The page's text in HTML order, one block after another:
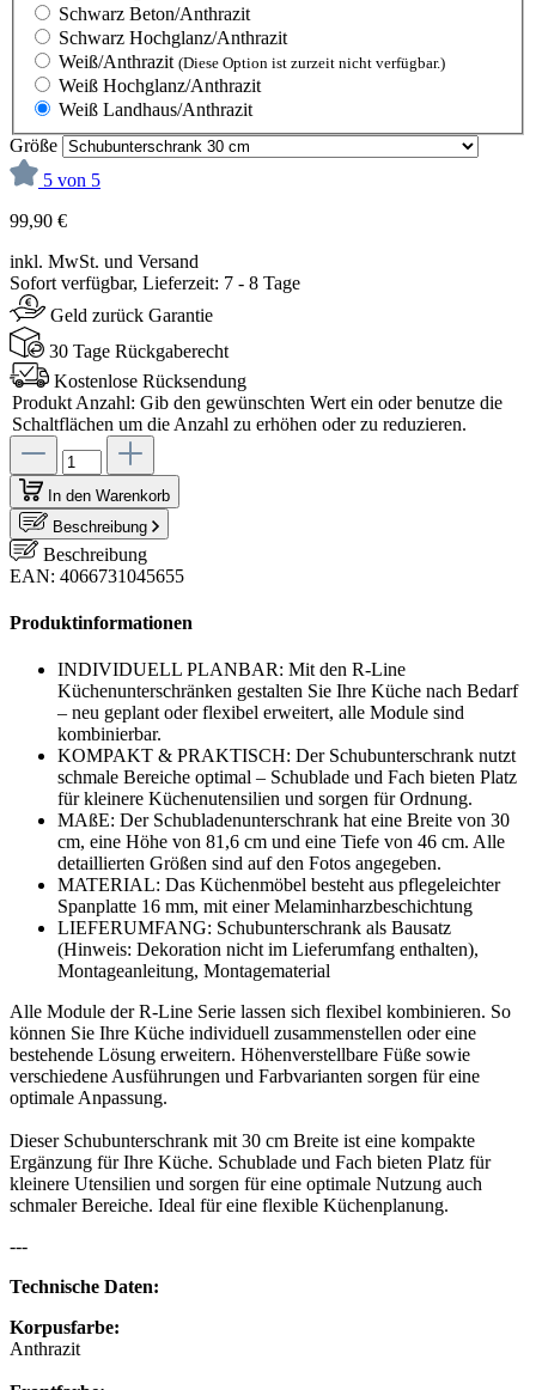
Schwarz Beton/Anthrazit
Schwarz Hochglanz/Anthrazit
Weiß/Anthrazit (Diese Option ist zurzeit nicht verfügbar.)
Weiß Hochglanz/Anthrazit
Weiß Landhaus/Anthrazit
Größe
5 von 5
99,90 €
inkl. MwSt. und Versand
Sofort verfügbar, Lieferzeit: 7 - 8 Tage
Geld zurück Garantie
30 Tage Rückgaberecht
Kostenlose Rücksendung
Produkt Anzahl: Gib den gewünschten Wert ein oder benutze die
Schaltflächen um die Anzahl zu erhöhen oder zu reduzieren.
In den Warenkorb
Beschreibung
Beschreibung
EAN: 4066731045655
Produktinformationen
INDIVIDUELL PLANBAR: Mit den R-Line
Küchenunterschränken gestalten Sie Ihre Küche nach Bedarf
– neu geplant oder flexibel erweitert, alle Module sind
kombinierbar.
KOMPAKT & PRAKTISCH: Der Schubunterschrank nutzt
schmale Bereiche optimal – Schublade und Fach bieten Platz
für kleinere Küchenutensilien und sorgen für Ordnung.
MAßE: Der Schubladenunterschrank hat eine Breite von 30
cm, eine Höhe von 81,6 cm und eine Tiefe von 46 cm. Alle
detaillierten Größen sind auf den Fotos angegeben.
MATERIAL: Das Küchenmöbel besteht aus pflegeleichter
Spanplatte 16 mm, mit einer Melaminharzbeschichtung
LIEFERUMFANG: Schubunterschrank als Bausatz
(Hinweis: Dekoration nicht im Lieferumfang enthalten),
Montageanleitung, Montagematerial
Alle Module der R-Line Serie lassen sich flexibel kombinieren. So
können Sie Ihre Küche individuell zusammenstellen oder eine
bestehende Lösung erweitern. Höhenverstellbare Füße sowie
verschiedene Ausführungen und Farbvarianten sorgen für eine
optimale Anpassung.
Dieser Schubunterschrank mit 30 cm Breite ist eine kompakte
Ergänzung für Ihre Küche. Schublade und Fach bieten Platz für
kleinere Utensilien und sorgen für eine optimale Nutzung auch
schmaler Bereiche. Ideal für eine flexible Küchenplanung.
---
Technische Daten:
Korpusfarbe:
Anthrazit